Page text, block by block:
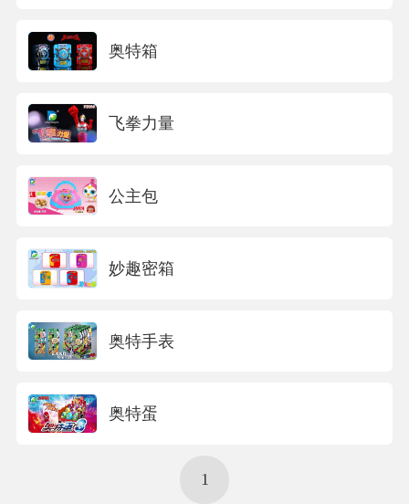
奥特箱
飞拳力量
公主包
妙趣密箱
奥特手表
奥特蛋
1